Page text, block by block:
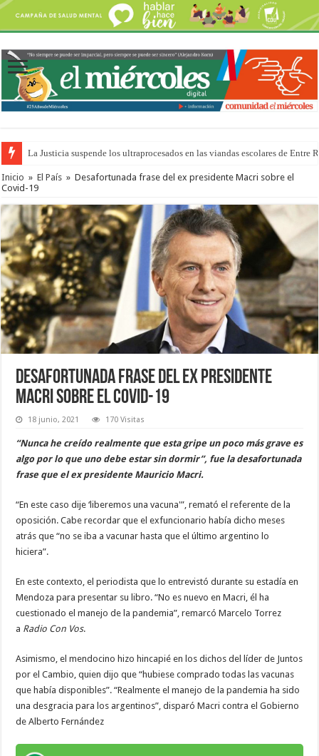
La Justicia suspende los ultraprocesados en las viandas escolares de Entre
Se presentará la obra “La Runfla de los Macanos”
Inicio » El País » Desafortunada frase del ex presidente Macri sobre el
Covid-19
Desafortunada frase del ex presidente
Macri sobre el Covid-19
18 junio, 2021 170 Visitas
“Nunca he creído realmente que esta gripe un poco más grave es
algo por lo que uno debe estar sin dormir”, fue la desafortunada
frase que el ex presidente Mauricio Macri.
“En este caso dije ‘liberemos una vacuna'”, remató el referente de la
oposición. Cabe recordar que el exfuncionario había dicho meses
atrás que “no se iba a vacunar hasta que el último argentino lo
hiciera”.
En este contexto, el periodista que lo entrevistó durante su estadía en
Mendoza para presentar su libro. “No es nuevo en Macri, él ha
cuestionado el manejo de la pandemia”, remarcó Marcelo Torrez
a Radio Con Vos.
Asimismo, el mendocino hizo hincapié en los dichos del líder de Juntos
por el Cambio, quien dijo que “hubiese comprado todas las vacunas
que había disponibles”. “Realmente el manejo de la pandemia ha sido
una desgracia para los argentinos”, disparó Macri contra el Gobierno
de Alberto Fernández